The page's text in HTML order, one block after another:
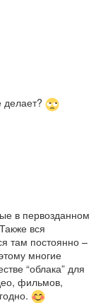
делает?
в первозданном
вся
там постоянно –
многие
“облака” для
фильмов,